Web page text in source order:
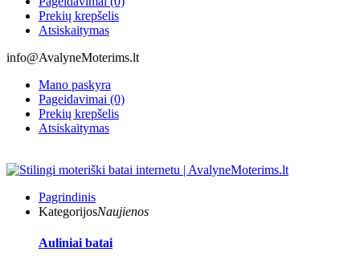
Prekių krepšelis
Atsiskaitymas
info@AvalyneMoterims.lt
Mano paskyra
Pageidavimai (0)
Prekių krepšelis
Atsiskaitymas
Pagrindinis
KategorijosNaujienos
Auliniai batai